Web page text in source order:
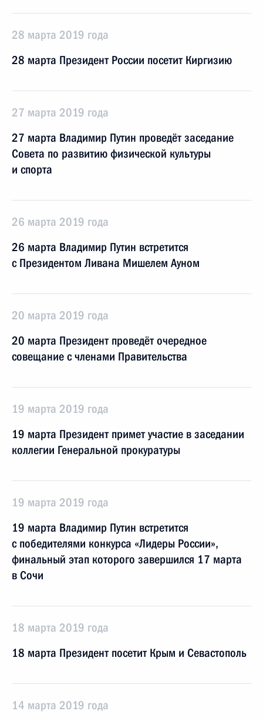
28 марта 2019 года
28 марта Президент России посетит Киргизию
27 марта 2019 года
27 марта Владимир Путин проведёт заседание
Совета по развитию физической культуры
и спорта
26 марта 2019 года
26 марта Владимир Путин встретится
с Президентом Ливана Мишелем Ауном
20 марта 2019 года
20 марта Президент проведёт очередное
совещание с членами Правительства
19 марта 2019 года
19 марта Президент примет участие в заседании
коллегии Генеральной прокуратуры
19 марта 2019 года
19 марта Владимир Путин встретится
с победителями конкурса «Лидеры России»,
финальный этап которого завершился 17 марта
в Сочи
18 марта 2019 года
18 марта Президент посетит Крым и Севастополь
14 марта 2019 года